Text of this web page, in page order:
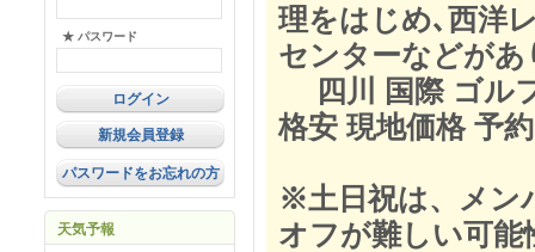
★ パスワード
新規会員登録
パスワードをお忘れの方
天気予報
理をはじめ､西洋
センターなどが
四川 国際 ゴル
格安 現地価格 予
※土日祝は、メン
オフが難しい可